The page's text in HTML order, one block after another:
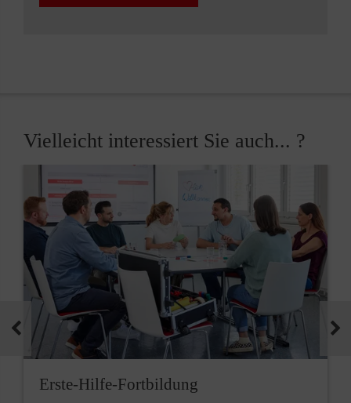
Vielleicht interessiert Sie auch... ?
Erste-Hilfe-Fortbildung